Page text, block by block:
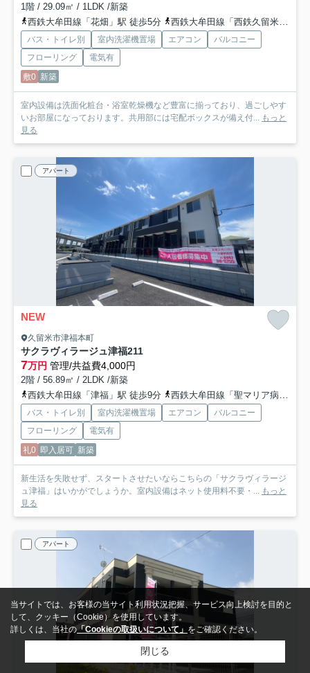
1階 / 29.09㎡ / 1LDK /新築
西鉄大牟田線「花畑」駅 徒歩5分
西鉄大牟田線「西鉄久留米」駅 徒歩10分
バス・トイレ別 室内洗濯機置場 エアコン
バルコニー
フローリング
電気有
敷0 新築
室内設備は洗面化粧台・浴室乾燥機など豊富に揃っており、過ごしやす
いお部屋になっております。共用部には宅配ボックスが備え付...
もっと
見る
アパート
NEW
久留米市津福本町
サクラヴィラージュ津福211
7万円 管理/共益費4,000円
2階 / 56.89㎡ / 2LDK /新築
西鉄大牟田線「津福」駅 徒歩9分
西鉄大牟田線「聖マリア病院前」駅 徒歩16分
バス・トイレ別 室内洗濯機置場 エアコン
バルコニー
フローリング
電気有
礼0 即入居可 新築
新生活を失敗せず、スタートさせたいならこちらの「サクラヴィラージ
ュ津福」はいかがでしょうか。室内設備はネット使用料不要・... もっと
見る
アパート
当サイトでは、お客様の当サイト利用状況把握、サービス向上検討を目的と
して、クッキー（Cookie）を使用しています。
詳しくは、当社の「Cookieの取扱いについて」 をご確認ください。
閉じる